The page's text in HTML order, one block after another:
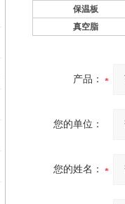
保温板
真空脂
产品：
您的单位：
您的姓名：